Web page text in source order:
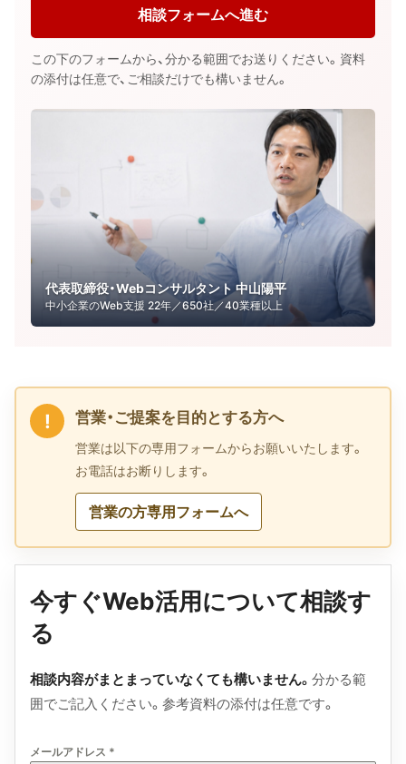
相談フォームへ進む
この下のフォームから、分かる範囲でお送りください。資料
の添付は任意で、ご相談だけでも構いません。
代表取締役・Webコンサルタント 中山陽平
中小企業のWeb支援 22年／650社／40業種以上
! 営業・ご提案を目的とする方へ
営業は以下の専用フォームからお願いいたします。
お電話はお断りします。
営業の方専用フォームへ
今すぐWeb活用について相談す
る
相談内容がまとまっていなくても構いません。 分かる範
囲でご記入ください。参考資料の添付は任意です。
メールアドレス *